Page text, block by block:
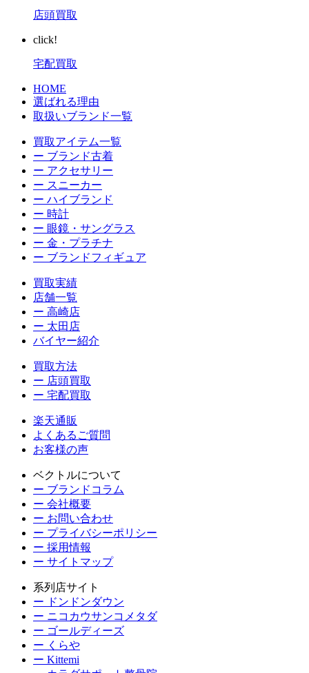
店頭買取
click!
宅配買取
HOME
選ばれる理由
取扱いブランド一覧
買取アイテム一覧
ー ブランド古着
ー アクセサリー
ー スニーカー
ー ハイブランド
ー 時計
ー 眼鏡・サングラス
ー 金・プラチナ
ー ブランドフィギュア
買取実績
店舗一覧
ー 高崎店
ー 太田店
バイヤー紹介
買取方法
ー 店頭買取
ー 宅配買取
楽天通販
よくあるご質問
お客様の声
ベクトルについて
ー ブランドコラム
ー 会社概要
ー お問い合わせ
ー プライバシーポリシー
ー 採用情報
ー サイトマップ
系列店サイト
ー ドンドンダウン
ー ニコカウサンコメタダ
ー ゴールディーズ
ー くらや
ー Kittemi